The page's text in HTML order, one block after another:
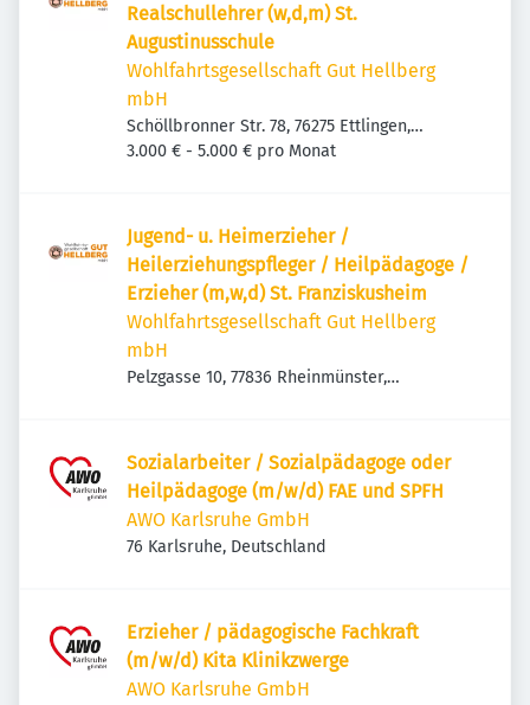
Realschullehrer (w,d,m) St.
Augustinusschule
Wohlfahrtsgesellschaft Gut Hellberg
mbH
Schöllbronner Str. 78, 76275 Ettlingen,
Deutschland
3.000 € - 5.000 € pro Monat
Jugend- u. Heimerzieher /
Heilerziehungspfleger / Heilpädagoge /
Erzieher (m,w,d) St. Franziskusheim
Wohlfahrtsgesellschaft Gut Hellberg
mbH
Pelzgasse 10, 77836 Rheinmünster,
Sozialarbeiter / Sozialpädagoge oder
Heilpädagoge (m/w/d) FAE und SPFH
AWO Karlsruhe GmbH
76 Karlsruhe, Deutschland
Erzieher / pädagogische Fachkraft
(m/w/d) Kita Klinikzwerge
AWO Karlsruhe GmbH